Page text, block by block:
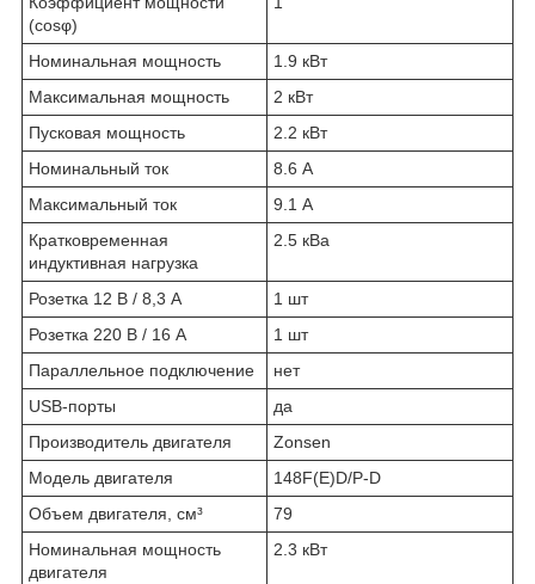
(cosφ)
Номинальная мощность
1.9 кВт
Максимальная мощность
2 кВт
Пусковая мощность
2.2 кВт
Номинальный ток
8.6 А
Максимальный ток
9.1 А
Кратковременная
индуктивная нагрузка
2.5 кВа
Розетка 12 В / 8,3 А
1 шт
Розетка 220 В / 16 А
1 шт
Параллельное подключение
нет
USB-порты
да
Производитель двигателя
Zonsen
Модель двигателя
148F(E)D/P-D
Объем двигателя, см³
79
Номинальная мощность
двигателя
2.3 кВт